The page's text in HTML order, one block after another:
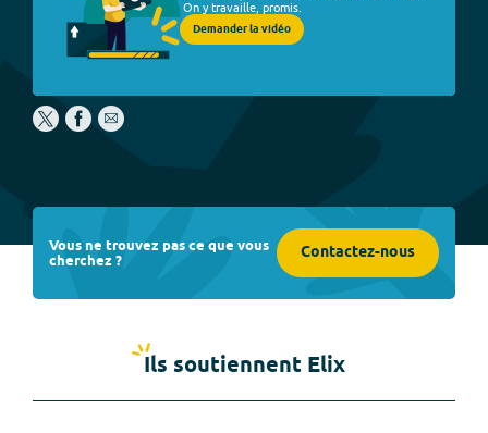
On y travaille, promis.
Demander la vidéo
Vous ne trouvez pas ce que vous
cherchez ? Contactez-nous
Ils soutiennent Elix